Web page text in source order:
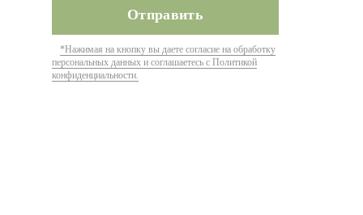
*Нажимая на кнопку вы даете согласие на обработку
персональных данных и соглашаетесь с Политикой
конфиденциальности.